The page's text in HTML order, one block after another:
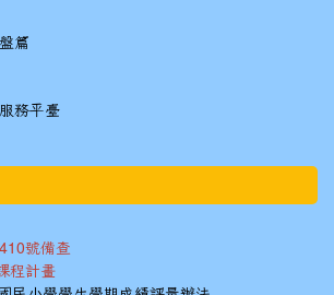
篇
務平臺
號備查
程計畫